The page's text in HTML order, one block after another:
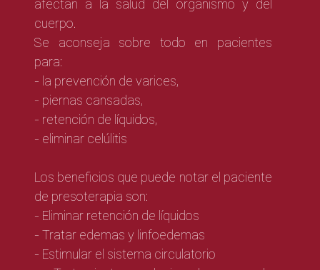
afectan a la salud del organismo y del
cuerpo.
Se aconseja sobre todo en pacientes
para:
- la prevención de varices,
- piernas cansadas,
- retención de líquidos,
- eliminar celúlitis
Los beneficios que puede notar el paciente
de presoterapia son:
- Eliminar retención de líquidos
- Tratar edemas y linfoedemas
- Estimular el sistema circulatorio